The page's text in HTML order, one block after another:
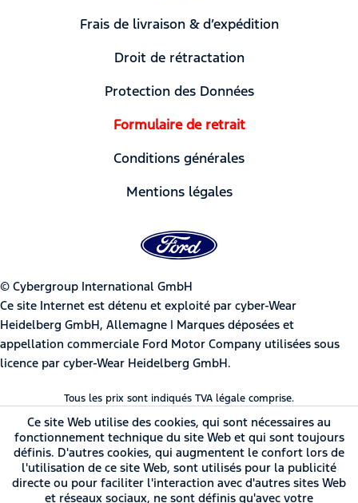
Frais de livraison & d’expédition
Droit de rétractation
Protection des Données
Formulaire de retrait
Conditions générales
Mentions légales
© Cybergroup International GmbH
Ce site Internet est détenu et exploité par cyber-Wear
Heidelberg GmbH, Allemagne | Marques déposées et
appellation commerciale Ford Motor Company utilisées sous
licence par cyber-Wear Heidelberg GmbH.
Tous les prix sont indiqués TVA légale comprise.
Ce site Web utilise des cookies, qui sont nécessaires au
fonctionnement technique du site Web et qui sont toujours
définis. D'autres cookies, qui augmentent le confort lors de
l'utilisation de ce site Web, sont utilisés pour la publicité
directe ou pour faciliter l'interaction avec d'autres sites Web
et réseaux sociaux, ne sont définis qu'avec votre